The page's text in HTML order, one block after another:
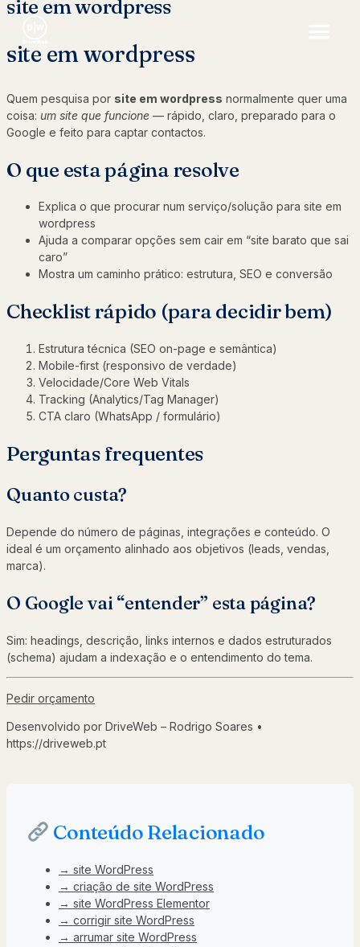
site em wordpress
site em wordpress
Quem pesquisa por site em wordpress normalmente quer uma
coisa: um site que funcione — rápido, claro, preparado para o
Google e feito para captar contactos.
O que esta página resolve
Explica o que procurar num serviço/solução para site em
wordpress
Ajuda a comparar opções sem cair em “site barato que sai
caro”
Mostra um caminho prático: estrutura, SEO e conversão
Checklist rápido (para decidir bem)
Estrutura técnica (SEO on-page e semântica)
Mobile-first (responsivo de verdade)
Velocidade/Core Web Vitals
Tracking (Analytics/Tag Manager)
CTA claro (WhatsApp / formulário)
Perguntas frequentes
Quanto custa?
Depende do número de páginas, integrações e conteúdo. O
ideal é um orçamento alinhado aos objetivos (leads, vendas,
marca).
O Google vai “entender” esta página?
Sim: headings, descrição, links internos e dados estruturados
(schema) ajudam a indexação e o entendimento do tema.
Pedir orçamento
Desenvolvido por DriveWeb – Rodrigo Soares •
https://driveweb.pt
Conteúdo Relacionado
→ site WordPress
→ criação de site WordPress
→ site WordPress Elementor
→ corrigir site WordPress
→ arrumar site WordPress